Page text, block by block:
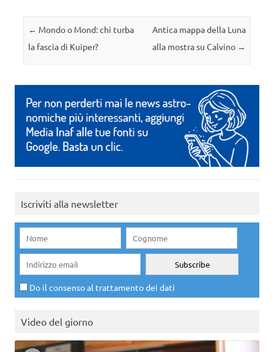
Navigazione articolo
← Mondo o Mond: chi turba
la fascia di Kuiper?
Antica mappa della Luna
alla mostra su Calvino →
Iscriviti alla newsletter
Do il consenso al trattamento dei dati
Video del giorno